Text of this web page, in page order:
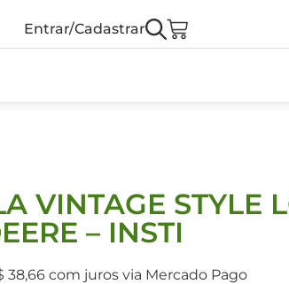
Entrar/Cadastrar
VINTAGE STYLE
– INSTI
38,66 com juros via Mercado Pago